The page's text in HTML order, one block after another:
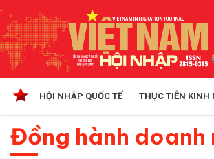
HỘI NHẬP QUỐC TẾ THỰC TIỄN KINH
Đồng hành doanh